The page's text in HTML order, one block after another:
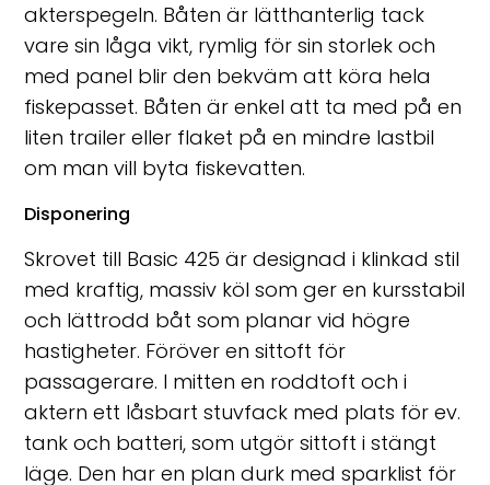
akterspegeln. Båten är lätthanterlig tack
vare sin låga vikt, rymlig för sin storlek och
med panel blir den bekväm att köra hela
fiskepasset. Båten är enkel att ta med på en
liten trailer eller flaket på en mindre lastbil
om man vill byta fiskevatten.
Disponering
Skrovet till Basic 425 är designad i klinkad stil
med kraftig, massiv köl som ger en kursstabil
och lättrodd båt som planar vid högre
hastigheter. Föröver en sittoft för
passagerare. I mitten en roddtoft och i
aktern ett låsbart stuvfack med plats för ev.
tank och batteri, som utgör sittoft i stängt
läge. Den har en plan durk med sparklist för